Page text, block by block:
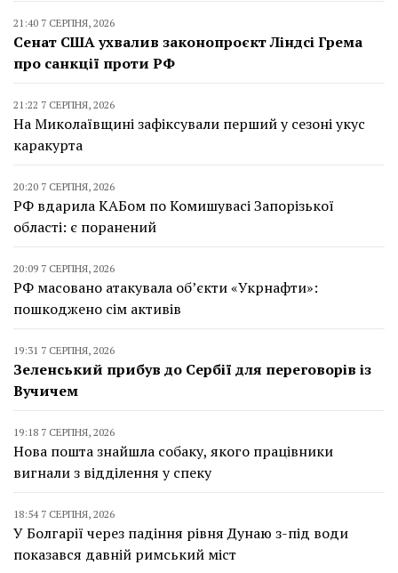
21:40 7 СЕРПНЯ, 2026
Сенат США ухвалив законопроєкт Ліндсі Грема
про санкції проти РФ
21:22 7 СЕРПНЯ, 2026
На Миколаївщині зафіксували перший у сезоні укус
каракурта
20:20 7 СЕРПНЯ, 2026
РФ вдарила КАБом по Комишувасі Запорізької
області: є поранений
20:09 7 СЕРПНЯ, 2026
РФ масовано атакувала об’єкти «Укрнафти»:
пошкоджено сім активів
19:31 7 СЕРПНЯ, 2026
Зеленський прибув до Сербії для переговорів із
Вучичем
19:18 7 СЕРПНЯ, 2026
Нова пошта знайшла собаку, якого працівники
вигнали з відділення у спеку
18:54 7 СЕРПНЯ, 2026
У Болгарії через падіння рівня Дунаю з-під води
показався давній римський міст